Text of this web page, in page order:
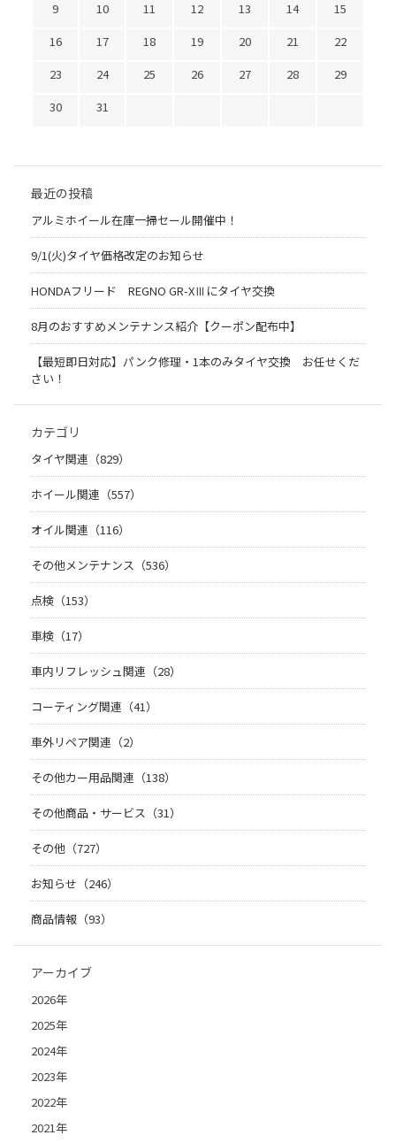
9 10 11 12 13 14
15
16
17 18 19 20 21
22
23
24 25 26 27 28
29
30
31
最近の投稿
アルミホイール在庫一掃セール開催中！
9/1(火)タイヤ価格改定のお知らせ
HONDAフリード REGNO GR-XⅢにタイヤ交換
8月のおすすめメンテナンス紹介【クーポン配布中】
【最短即日対応】パンク修理・1本のみタイヤ交換 お任せくだ
さい！
カテゴリ
タイヤ関連（829）
ホイール関連（557）
オイル関連（116）
その他メンテナンス（536）
点検（153）
車検（17）
車内リフレッシュ関連（28）
コーティング関連（41）
車外リペア関連（2）
その他カー用品関連（138）
その他商品・サービス（31）
その他（727）
お知らせ（246）
商品情報（93）
アーカイブ
2026年
2025年
2024年
2023年
2022年
2021年